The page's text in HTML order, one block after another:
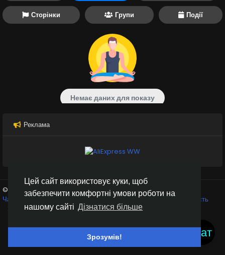
Цей сайт використовує куки, щоб
забезпечити комфортні умови роботи на
нашому сайті Дізнатися більше
Зрозумів!
Сторінки Групи Події
Немає даних для показу
Реклама
Чат
© 2026 Inter Black
Українська
Чат кімнати
Крипто біржі Умови використання
Конфіденційність
Зв'яжіться з нами Каталог